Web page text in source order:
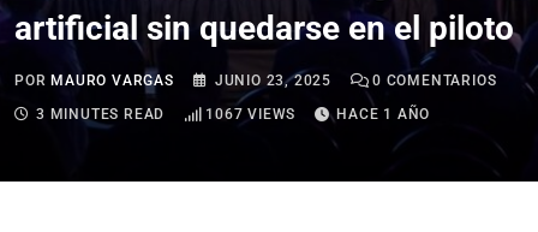
artificial sin quedarse en el piloto
POR MAURO VARGAS JUNIO 23, 2025 0 COMENTARIOS
3 MINUTES READ
1067 VIEWS HACE 1 AÑO